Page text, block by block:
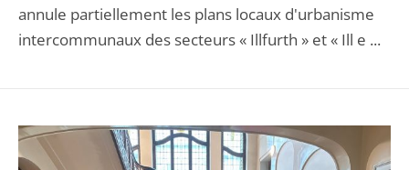
annule partiellement les plans locaux d'urbanisme
intercommunaux des secteurs « Illfurth » et « Ill e ...